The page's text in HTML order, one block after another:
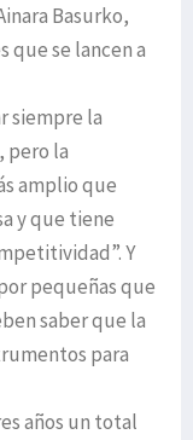
Basurko,
que se lancen a
siempre la
pero la
amplio que
y que tiene
Y
pequeñas que
saber que la
para
años un total